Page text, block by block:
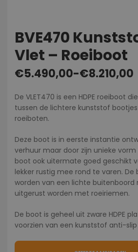
BVE470
Vlet – Roeiboot
€5.490,00-€8.210,00
De VLET470 is een HDPE roeiboot
tussen de lichtere kunststof
roeiboten.
Deze boot is in eerste instantie
verhuur maar door zijn unieke
boot ook uitermate goed geschikt
lekker rustig mee rond te varen. De
worden van een lichte
uitgerust worden met roeiriemen.
De boot is geheel uit zware HDPE
voorzien van een kunststof anti-slip